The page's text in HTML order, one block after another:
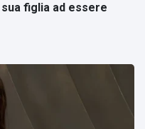
figlia ad essere